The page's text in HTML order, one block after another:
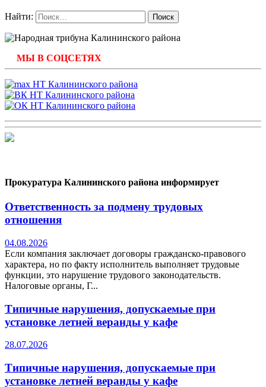
Найти:
МЫ В СОЦСЕТЯХ
Прокуратура Калининского района информирует
Ответственность за подмену трудовых
отношения
04.08.2026
Если компания заключает договоры гражданско-правового
характера, но по факту исполнитель выполняет трудовые
функции, это нарушение трудового законодательств.
Налоговые органы, Г...
Типичные нарушения, допускаемые при
установке летней веранды у кафе
28.07.2026
Типичные нарушения, допускаемые при
установке летней веранды у кафе